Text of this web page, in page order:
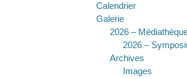
Calendrier
Galerie
2026 –
2026 –
Archives
Images